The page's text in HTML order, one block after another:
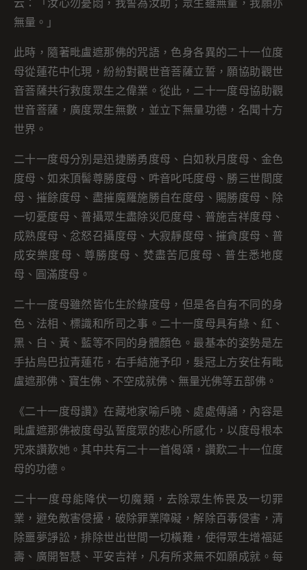
云：「汝心勿憂悶，我誓為汝助；眾生雖無量，我願亦
無量。」
此時，隨著毗盧遮那佛的咒語，色身各異的二十一位度
母從蓮花中化現，紛紛對觀世音菩薩立誓，願協助觀世
音菩薩共行救度眾生之偉業。從此，二十一度母協助觀
世音菩薩，廣度眾生無數，並立下無量功德，名聞十方
世界。
二十一度母分別是迅捷勝勇度母、白如秋月度母、金色
度母、如來頂髻尊勝度母、吽音叱吒度母、勝三世間度
母、摧餘度母、盡摧魔羅施勝自在度母、賜勝度母、除
一切憂度母、普攝眾生盡除災厄度母、普施吉祥度母、
成熟度母、忿怒召攝度母、大寂靜度母、摧貪度母、普
成安樂度母、尊勝度母、焚盡苦厄度母、普生悉地度
母、圓滿度母。
二十一度母雖然皆化生於綠度母，但是各自有不同的身
色、法相、標識和所司之事。二十一度母具有綠、紅、
黑、白、黃、藍等不同的身體顏色。最基本的姿勢是左
手拈烏巴拉青蓮花，右手結施予印，髮冠上方安住有毗
盧遮那佛、寶生佛、不空成就佛、無量光佛等五部佛。
《二十一度母讚》在藏地家喻戶曉、處處傳誦，內容是
毗盧遮那佛被度母弘誓度眾的悲心所感化，以度母根本
咒來讚歎她。其中共有二十一首偈頌，讚歎二十一位度
母的功德。
二十一度母能降伏一切魔類，去除眾生怖畏及一切罪
業，避免敵害侵擾，破除罪業障礙，解除百毒侵害，清
除噩夢諍訟，排除世出世間一切橫難，使得眾生增福延
壽、廣開智慧、平安吉祥，凡有所求無不如願成就。每